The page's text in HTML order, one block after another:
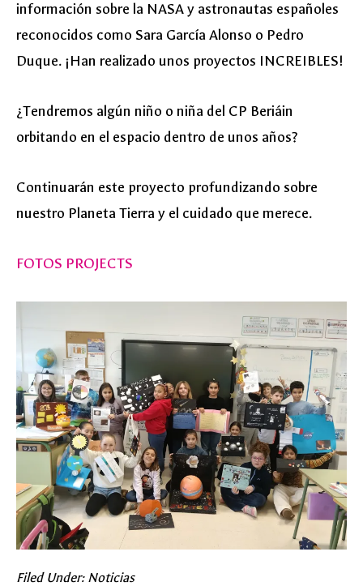
información sobre la NASA y astronautas españoles
reconocidos como Sara García Alonso o Pedro
Duque. ¡Han realizado unos proyectos INCREIBLES!
¿Tendremos algún niño o niña del CP Beriáin
orbitando en el espacio dentro de unos años?
Continuarán este proyecto profundizando sobre
nuestro Planeta Tierra y el cuidado que merece.
FOTOS PROJECTS
Filed Under: Noticias